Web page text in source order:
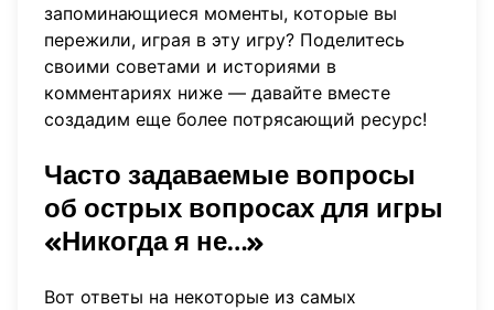
запоминающиеся моменты, которые вы
пережили, играя в эту игру? Поделитесь
своими советами и историями в
комментариях ниже — давайте вместе
создадим еще более потрясающий ресурс!
Часто задаваемые вопросы
об острых вопросах для игры
«Никогда я не…»
Вот ответы на некоторые из самых